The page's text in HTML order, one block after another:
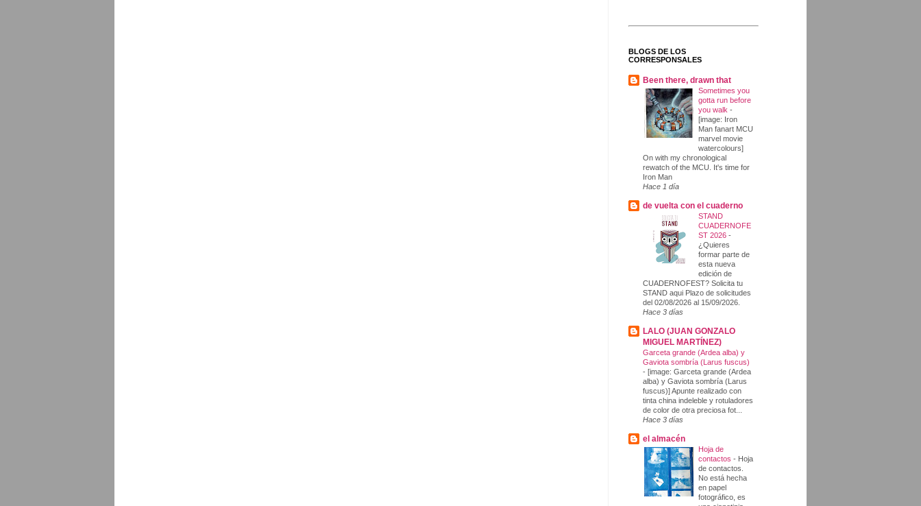
BLOGS DE LOS
CORRESPONSALES
Been there, drawn that
Sometimes you
gotta run before
you walk -
[image: Iron
Man fanart MCU
marvel movie
watercolours]
On with my chronological
rewatch of the MCU. It's time for
Iron Man
Hace 1 día
de vuelta con el cuaderno
STAND
CUADERNOFE
ST 2026 -
¿Quieres
formar parte de
esta nueva
edición de
CUADERNOFEST? Solicita tu
STAND aqui Plazo de solicitudes
del 02/08/2026 al 15/09/2026.
Hace 3 días
LALO (JUAN GONZALO
MIGUEL MARTÍNEZ)
Garceta grande (Ardea alba) y
Gaviota sombría (Larus fuscus)
- [image: Garceta grande (Ardea
alba) y Gaviota sombría (Larus
fuscus)] Apunte realizado con
tinta china indeleble y rotuladores
de color de otra preciosa fot...
Hace 3 días
el almacén
Hoja de
contactos - Hoja
de contactos.
No está hecha
en papel
fotográfico, es